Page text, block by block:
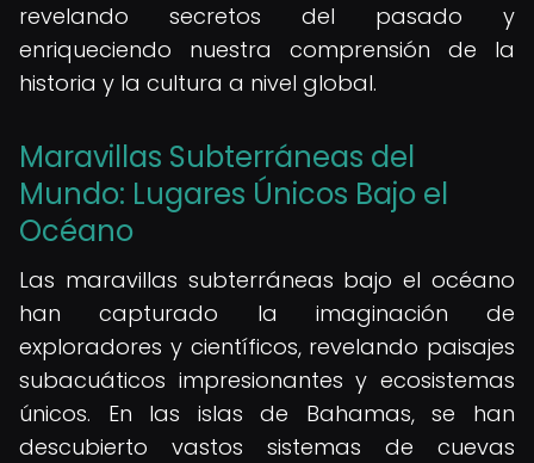
revelando secretos del pasado y
enriqueciendo nuestra comprensión de la
historia y la cultura a nivel global.
Maravillas Subterráneas del
Mundo: Lugares Únicos Bajo el
Océano
Las maravillas subterráneas bajo el océano
han capturado la imaginación de
exploradores y científicos, revelando paisajes
subacuáticos impresionantes y ecosistemas
únicos. En las islas de Bahamas, se han
descubierto vastos sistemas de cuevas